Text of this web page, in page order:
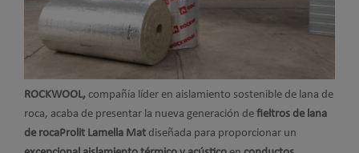
ROCKWOOL, compañía líder en aislamiento sostenible de lana de
roca, acaba de presentar la nueva generación de fieltros de lana
de roca Prolit Lamella Mat diseñada para proporcionar un